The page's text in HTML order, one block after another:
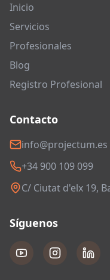
Inicio
Servicios
Profesionales
Blog
Registro Profesional
Contacto
info@projectum.es
+34 900 109 099
C/ Ciutat d'elx 19,
Síguenos